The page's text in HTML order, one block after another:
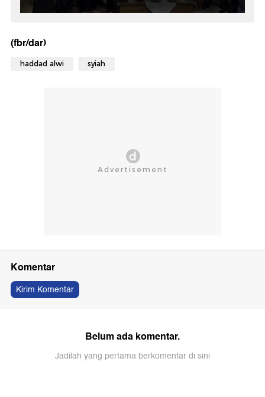
(fbr/dar)
haddad alwi syiah
Komentar
Kirim Komentar
Belum ada komentar.
Jadilah yang pertama berkomentar di sini